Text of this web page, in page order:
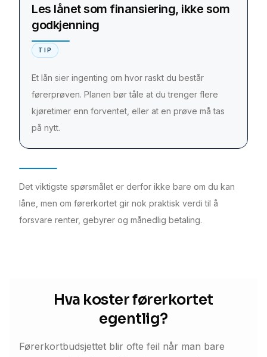
Les lånet som finansiering, ikke som
godkjenning
TIP
Et lån sier ingenting om hvor raskt du består
førerprøven. Planen bør tåle at du trenger flere
kjøretimer enn forventet, eller at en prøve må tas
på nytt.
Det viktigste spørsmålet er derfor ikke bare om du kan
låne, men om førerkortet gir nok praktisk verdi til å
forsvare renter, gebyrer og månedlig betaling.
Hva koster førerkortet
egentlig?
Førerkortbudsjettet blir ofte feil når man bare